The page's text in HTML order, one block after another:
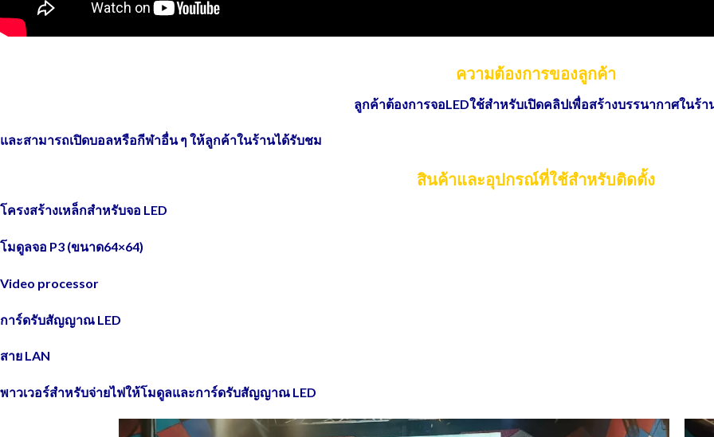
ความต้องการของลูกค้า
ลูกค้าต้องการจอLEDใช้สำหรับเปิดคลิปเพื่อสร้างบรรนากาศในร้า
และสามารถเปิดบอลหรือกีฬาอื่น ๆ ให้ลูกค้าในร้านได้รับชม
สินค้าและอุปกรณ์ที่ใช้สำหรับติดตั้ง
โครงสร้างเหล็กสำหรับจอ LED
โมดูลจอ P3 (ขนาด64×64)
Video processor
การ์ดรับสัญญาณ LED
สาย LAN
พาวเวอร์สำหรับจ่ายไฟให้โมดูลและการ์ดรับสัญญาณ LED